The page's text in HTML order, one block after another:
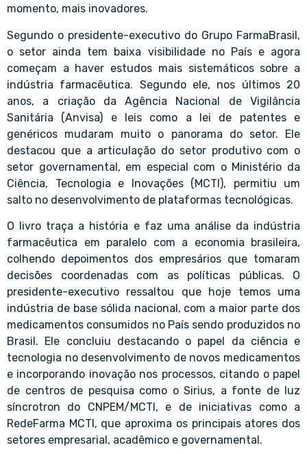
momento, mais inovadores.
Segundo o presidente-executivo do Grupo FarmaBrasil,
o setor ainda tem baixa visibilidade no País e agora
começam a haver estudos mais sistemáticos sobre a
indústria farmacêutica. Segundo ele, nos últimos 20
anos, a criação da Agência Nacional de Vigilância
Sanitária (Anvisa) e leis como a lei de patentes e
genéricos mudaram muito o panorama do setor. Ele
destacou que a articulação do setor produtivo com o
setor governamental, em especial com o Ministério da
Ciência, Tecnologia e Inovações (MCTI), permitiu um
salto no desenvolvimento de plataformas tecnológicas.
O livro traça a história e faz uma análise da indústria
farmacêutica em paralelo com a economia brasileira,
colhendo depoimentos dos empresários que tomaram
decisões coordenadas com as políticas públicas. O
presidente-executivo ressaltou que hoje temos uma
indústria de base sólida nacional, com a maior parte dos
medicamentos consumidos no País sendo produzidos no
Brasil. Ele concluiu destacando o papel da ciência e
tecnologia no desenvolvimento de novos medicamentos
e incorporando inovação nos processos, citando o papel
de centros de pesquisa como o Sirius, a fonte de luz
síncrotron do CNPEM/MCTI, e de iniciativas como a
RedeFarma MCTI, que aproxima os principais atores dos
setores empresarial, acadêmico e governamental.